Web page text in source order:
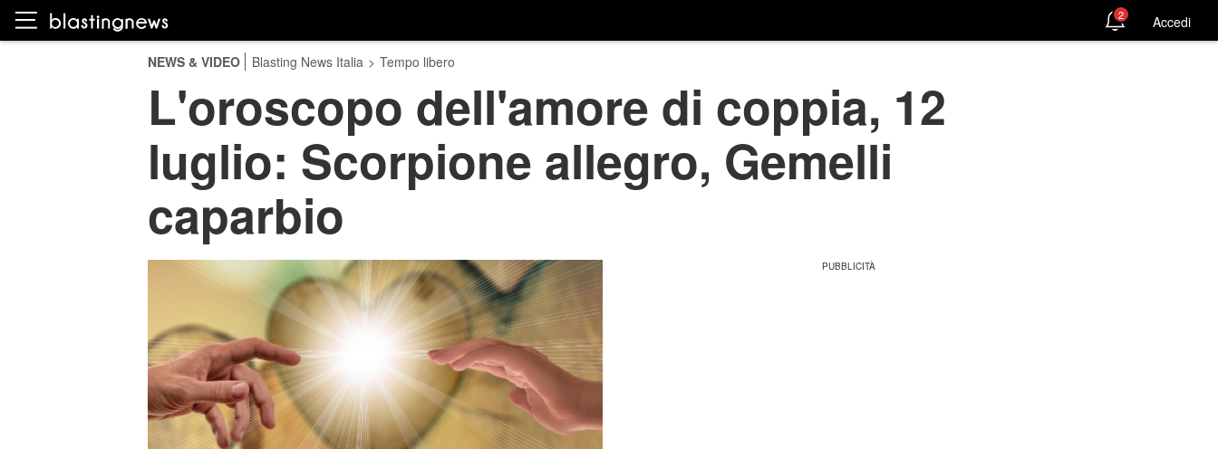
2 Accedi
NEWS & VIDEO Blasting News Italia > Tempo libero
L'oroscopo dell'amore di coppia, 12
luglio: Scorpione allegro, Gemelli
caparbio